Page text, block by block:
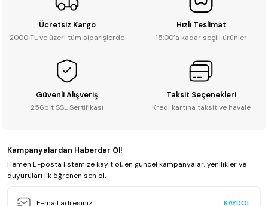
Sepete Ekle
Betsan Vision Luca Grey Dış Bükey (3x33 cm)
₺ 1.422
Ücretsiz Kargo
2000 TL ve üzeri tüm siparişlerde
Hızlı Teslimat
15:00’a kadar seçili ürünler
Güvenli Alışveriş
256bit SSL Sertifikası
Taksit Seçenekleri
Kredi kartına taksit ve havale
Kampanyalardan Haberdar Ol!
Hemen E-posta listemize kayıt ol, en güncel kampanyalar, yenilikler ve
duyuruları ilk öğrenen sen ol.
KAYDOL